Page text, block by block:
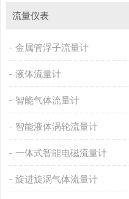
流量仪表
金属管浮子流量计
液体流量计
智能气体流量计
智能液体涡轮流量计
一体式智能电磁流量计
旋进旋涡气体流量计